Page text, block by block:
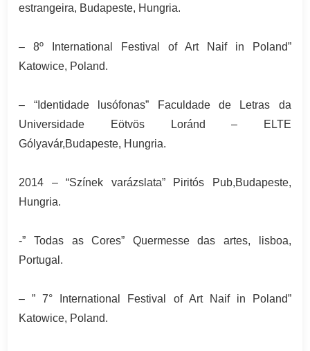
estrangeira, Budapeste, Hungria.
– 8º International Festival of Art Naif in Poland”
Katowice, Poland.
– “Identidade lusófonas” Faculdade de Letras da
Universidade Eötvös Loránd – ELTE
Gólyavár,Budapeste, Hungria.
2014 – “Színek varázslata” Piritós Pub,Budapeste,
Hungria.
-” Todas as Cores” Quermesse das artes, lisboa,
Portugal.
– ” 7° International Festival of Art Naif in Poland”
Katowice, Poland.